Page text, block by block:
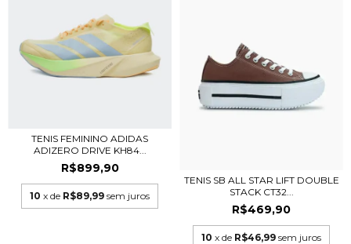
TENIS FEMININO ADIDAS
ADIZERO DRIVE KH84...
R$899,90
10 x de R$89,99 sem juros
TENIS SB ALL STAR LIFT DOUBLE
STACK CT32...
R$469,90
10 x de R$46,99 sem juros